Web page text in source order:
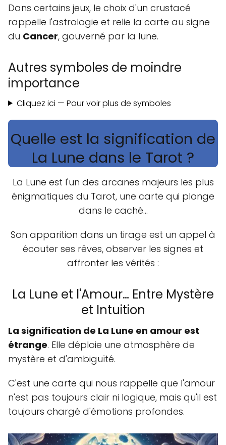
Dans certains jeux, le choix d'un crustacé
rappelle l'astrologie et relie la carte au signe
du Cancer, gouverné par la lune.
Autres symboles de moindre
importance
Cliquez ici — Pour voir plus de symboles
Quelle est la signification de
La Lune dans le Tarot ?
La Lune est l'un des arcanes majeurs les plus
énigmatiques du Tarot, une carte qui plonge
dans le caché…
Son apparition dans un tirage est un appel à
écouter ses rêves, observer les signes et
affronter les vérités :
La Lune et l'Amour… Entre Mystère
et Intuition
La signification de La Lune en amour est
étrange. Elle déploie une atmosphère de
mystère et d'ambiguïté.
C'est une carte qui nous rappelle que l'amour
n'est pas toujours clair ni logique, mais qu'il est
toujours chargé d'émotions profondes.